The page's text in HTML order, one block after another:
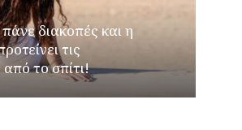
διακοπές και η
τις
το σπίτι!